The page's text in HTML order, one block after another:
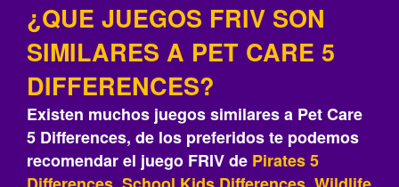
¿QUE JUEGOS FRIV SON
SIMILARES A PET CARE 5
DIFFERENCES?
Existen muchos juegos similares a Pet Care
5 Differences, de los preferidos te podemos
recomendar el juego FRIV de Pirates 5